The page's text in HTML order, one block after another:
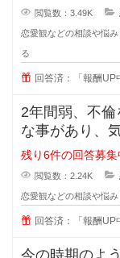
閲覧数：3.49K
恋愛観などの相談や悩み
る
回答済：「報酬UP
2年間弱、不
な事があり、
かく彼の事が
残り6件の回答募集
閲覧数：2.24K
恋愛観などの相談や悩み
回答済：「報酬UP